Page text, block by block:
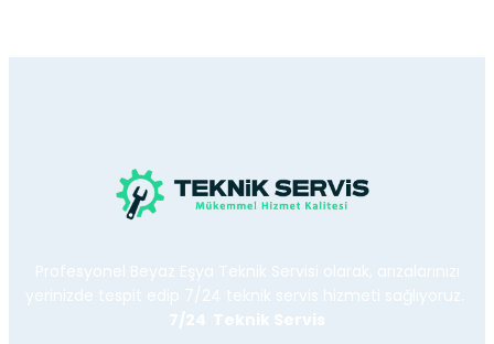
Profesyonel Beyaz Eşya Teknik Servisi olarak, arızalarınızı
yerinizde tespit edip 7/24 teknik servis hizmeti sağlıyoruz.
7/24 Teknik Servis